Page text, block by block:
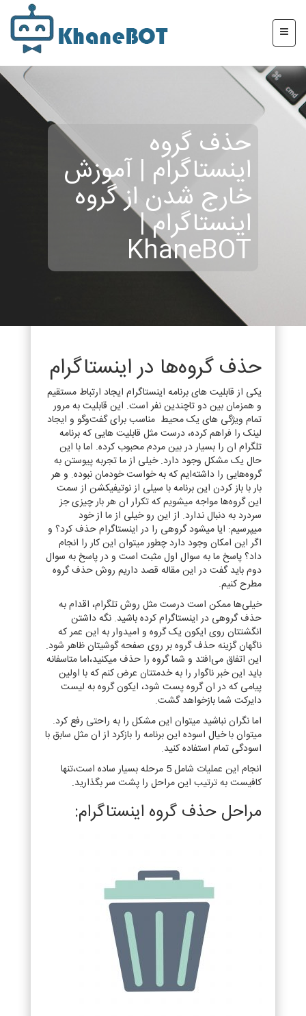
حذف گروه
اینستاگرام | آموزش
خارج شدن از گروه
اینستاگرام |
KhaneBOT
حذف گروه‌ها در اینستاگرام
یکی از قابلیت های برنامه اینستاگرام ایجاد ارتباط مستقیم
و همزمان بین دو تاچندین نفر است. این قابلیت به مرور
تمام ویژگی های یک محیط مناسب برای گفت‌وگو و ایجاد
لینک را فراهم کرده، درست مثل قابلیت هایی که برنامه
تلگرام ان را بسیار در بین مردم محبوب کرده. اما با این
حال یک مشکل وجود دارد. خیلی از ما تجربه پیوستن به
گروه‌هایی را داشته‌ایم که به خواست خودمان نبوده. و هر
بار با باز کردن این برنامه با سیلی از نوتیفیکشن از سمت
این گروه‌ها مواجه میشویم که تکرار ان هر بار چیزی جز
سردرد به دنبال ندارد. از این رو خیلی از ما از خود
میپرسیم: ایا میشود گروهی را در اینستاگرام حذف کرد؟ و
اگر این امکان وجود دارد چطور میتوان این کار را انجام
داد؟ پاسخ ما به سوال اول مثبت است و در پاسخ به سوال
دوم باید گفت در این مقاله قصد داریم روش حذف گروه
مطرح کنیم.
خیلی‌ها ممکن است درست مثل روش تلگرام، اقدام به
حذف گروهی در اینستاگرام کرده باشید. نگه داشتن
انگشتتان روی ایکون یک گروه و امیدوار به این عمر که
ناگهان گزینه حذف گروه بر روی صفحه گوشیتان ظاهر شود.
این اتفاق می‌افتد و شما گروه را حذف میکنید،اما متاسفانه
باید این خبر ناگوار را به خدمتتان عرض کنم که با اولین
پیامی که در ان گروه پست شود، ایکون گروه به لیست
دایرکت شما باز‌خواهد گشت.
اما نگران نباشید میتوان این مشکل را به راحتی رفع کرد.
میتوان با خیال اسوده این برنامه را بازکرد از ان مثل سابق با
اسودگی تمام استفاده کنید.
انجام این عملیات شامل 5 مرحله بسیار ساده است،تنها
کافیست به ترتیب این مراحل را پشت سر بگذارید.
مراحل حذف گروه اینستاگرام: